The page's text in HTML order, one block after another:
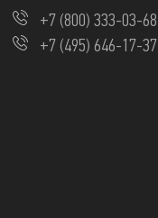
+7 (800) 333-03-68
+7 (495) 646-17-37